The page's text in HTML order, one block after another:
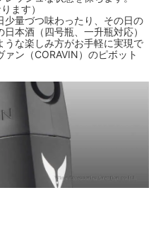
ます）
少量づつ味わったり、その日の
本酒（四号瓶、一升瓶対応）
うな楽しみ方がお手軽に実現で
ン（CORAVIN）のピボット